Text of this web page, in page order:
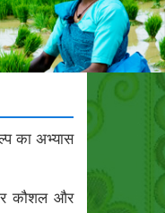
का अभ्यास
कौशल और